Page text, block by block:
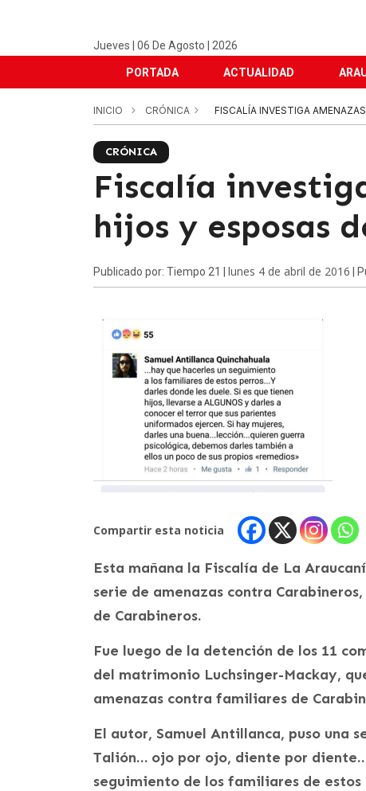
Jueves | 06 De Agosto | 2026
PORTADA ACTUALIDAD
INICIO CRÓNICA FISCALÍA INVESTIGA
CRÓNICA
Fiscalía
hijos y esposas
Publicado por: Tiempo 21 | lunes 4 de abril de 2016 |
Compartir esta noticia
Esta mañana la Fiscalía de La
serie de amenazas contra
de Carabineros.
Fue luego de la detención de los 11
del matrimonio Luchsinger-Mackay,
amenazas contra familiares de
El autor, Samuel Antillanca, puso una
Talión… ojo por ojo, diente por
seguimiento de los familiares de